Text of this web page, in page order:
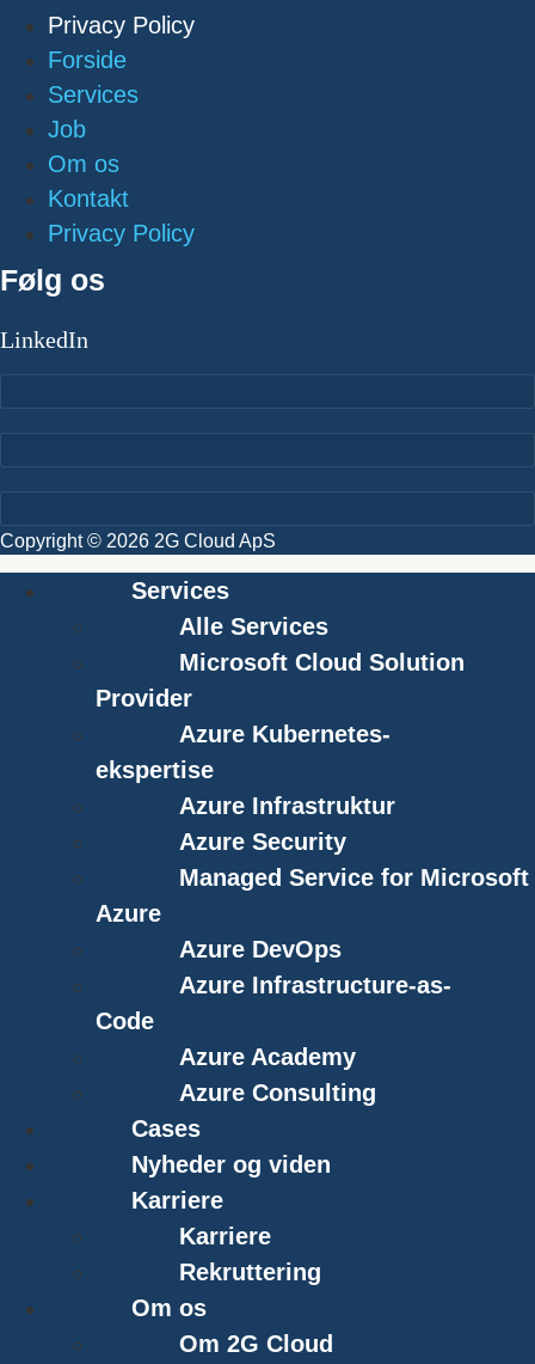
Privacy Policy
Forside
Services
Job
Om os
Kontakt
Privacy Policy
Følg os
LinkedIn
Copyright © 2026 2G Cloud ApS
Services
Alle Services
Microsoft Cloud Solution
Provider
Azure Kubernetes-
ekspertise
Azure Infrastruktur
Azure Security
Managed Service for Microsoft
Azure
Azure DevOps
Azure Infrastructure-as-
Code
Azure Academy
Azure Consulting
Cases
Nyheder og viden
Karriere
Karriere
Rekruttering
Om os
Om 2G Cloud